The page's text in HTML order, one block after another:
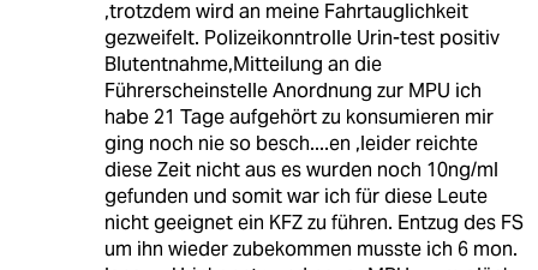
,trotzdem wird an meine Fahrtauglichkeit
gezweifelt. Polizeikonntrolle Urin-test positiv
Blutentnahme,Mitteilung an die
Führerscheinstelle Anordnung zur MPU ich
habe 21 Tage aufgehört zu konsumieren mir
ging noch nie so besch....en ,leider reichte
diese Zeit nicht aus es wurden noch 10ng/ml
gefunden und somit war ich für diese Leute
nicht geeignet ein KFZ zu führen. Entzug des FS
um ihn wieder zubekommen musste ich 6 mon.